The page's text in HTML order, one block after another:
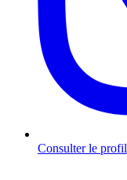
Consulter le profil